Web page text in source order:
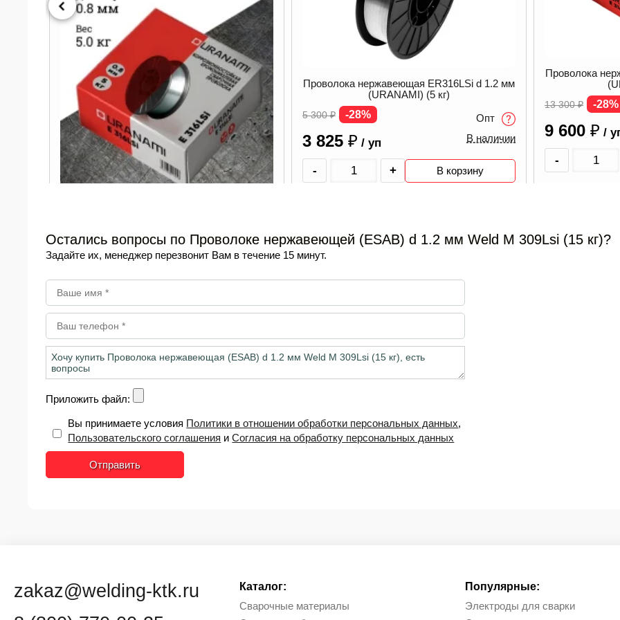
Проволока нержавеющая ER316LSi d 1.2 мм
(URANAMI) (5 кг)
5 300 -28%
3 825₽/ уп
Опт
В наличии
- + В корзину
(URANAMI) (15 кг)
₽ -28%
9 600 ₽
В наличии
- + В корзину
3 700 ₽ -16%
Остались вопросы по Проволоке нержавеющей (ESAB) d 1.2 мм Weld M 309Lsi (15 кг)?
Задайте их, менеджер перезвонит Вам в течение 15 минут.
Приложить файл:
Вы принимаете условия Политики в отношении обработки персональных данных,
Пользовательского соглашения иСогласия на обработку персональных данных
Отправить
zakaz@welding-ktk.ru
Каталог:
Сварочные материалы
Популярные:
Электроды для сварки